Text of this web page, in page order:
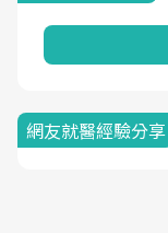
網友就醫經驗分享